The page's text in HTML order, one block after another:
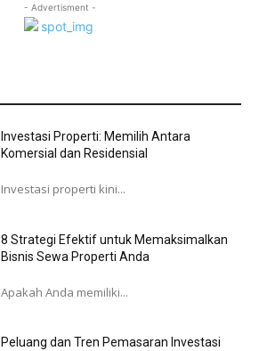
- Advertisment -
Investasi Properti: Memilih Antara
Komersial dan Residensial
Investasi properti kini...
8 Strategi Efektif untuk Memaksimalkan
Bisnis Sewa Properti Anda
Apakah Anda memiliki...
Peluang dan Tren Pemasaran Investasi